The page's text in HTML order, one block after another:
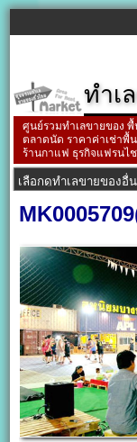
ทำเ
ศูนย์รวมทำเลขายของ
ตลาดนัด ราคาค่าเช่าพื้
ร้านกาแฟ ธุรกิจแฟรนไ